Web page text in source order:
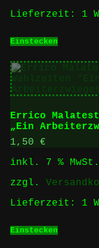
Lieferzeit: 1
Einstecken
Errico
„Ein
1,50 €
inkl. 7 % MwSt.
zzgl.
Lieferzeit: 1
Einstecken